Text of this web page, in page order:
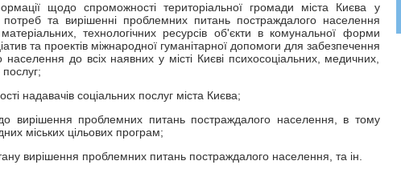
щодо спроможності територіальної громади міста Києва у
потреб та вирішенні проблемних питань постраждалого населення
технологічних ресурсів об'єкти в комунальної форми
та проектів міжнародної гуманітарної допомоги для забезпечення
населення до всіх наявних у місті Києві психосоціальних, медичних,
послуг;
надавачів соціальних послуг міста Києва;
вирішення проблемних питань постраждалого населення, в тому
міських цільових програм;
вирішення проблемних питань постраждалого населення, та ін.